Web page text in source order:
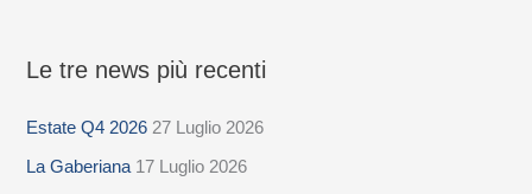
Le tre news più recenti
Estate Q4 2026 27 Luglio 2026
La Gaberiana 17 Luglio 2026
S
l
e